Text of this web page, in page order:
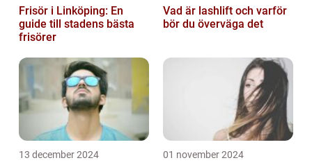
Frisör i Linköping: En
guide till stadens bästa
frisörer
Vad är lashlift och varför
bör du överväga det
13 december 2024 01 november 2024